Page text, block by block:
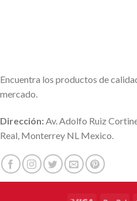
Encuentra los productos de
mercado.
Dirección: Av. Adolfo Ruiz
Real, Monterrey NL Mexico.